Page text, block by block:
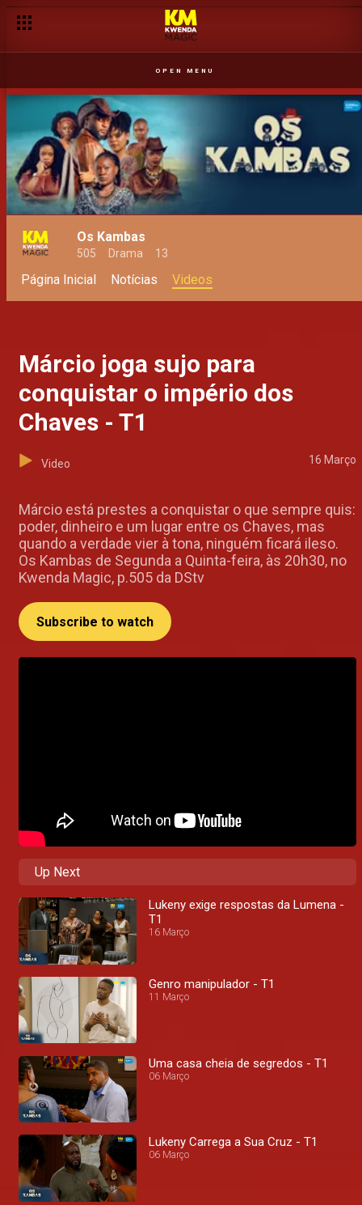
OPEN MENU
Os Kambas
505 Drama 13
Página Inicial Notícias Videos
Márcio joga sujo para
conquistar o império dos
Chaves - T1
Video 16 Março
Márcio está prestes a conquistar o que sempre quis:
poder, dinheiro e um lugar entre os Chaves, mas
quando a verdade vier à tona, ninguém ficará ileso.
Os Kambas de Segunda a Quinta-feira, às 20h30, no
Kwenda Magic, p.505 da DStv
Subscribe to watch
Up Next
Lukeny exige respostas da Lumena -
T1
16 Março
Genro manipulador - T1
11 Março
Uma casa cheia de segredos - T1
06 Março
Lukeny Carrega a Sua Cruz - T1
06 Março